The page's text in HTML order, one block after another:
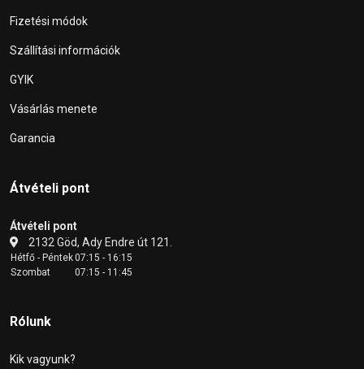
Fizetési módok
Szállítási információk
GYIK
Vásárlás menete
Garancia
Átvételi pont
Átvételi pont
2132 Göd, Ady Endre út 121.
Hétfő - Péntek07:15 - 16:15
Szombat
07:15 - 11:45
Rólunk
Kik vagyunk?